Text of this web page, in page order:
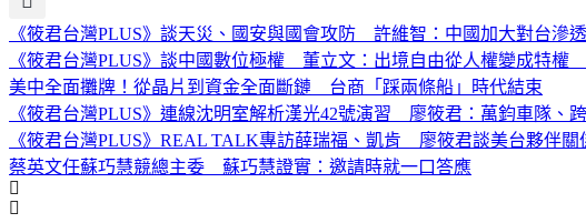
《筱君台灣PLUS》談天災、國安與國會攻防 許維智：中國加大對台滲
《筱君台灣PLUS》談中國數位極權 董立文：出境自由從人權變成特
美中全面攤牌！從晶片到資金全面斷鏈 台商「踩兩條船」時代結束
《筱君台灣PLUS》連線沈明室解析漢光42號演習 廖筱君：萬鈞車隊
《筱君台灣PLUS》REAL TALK專訪薛瑞福、凱肯 廖筱君談美台夥伴
蔡英文任蘇巧慧競總主委 蘇巧慧證實：邀請時就一口答應